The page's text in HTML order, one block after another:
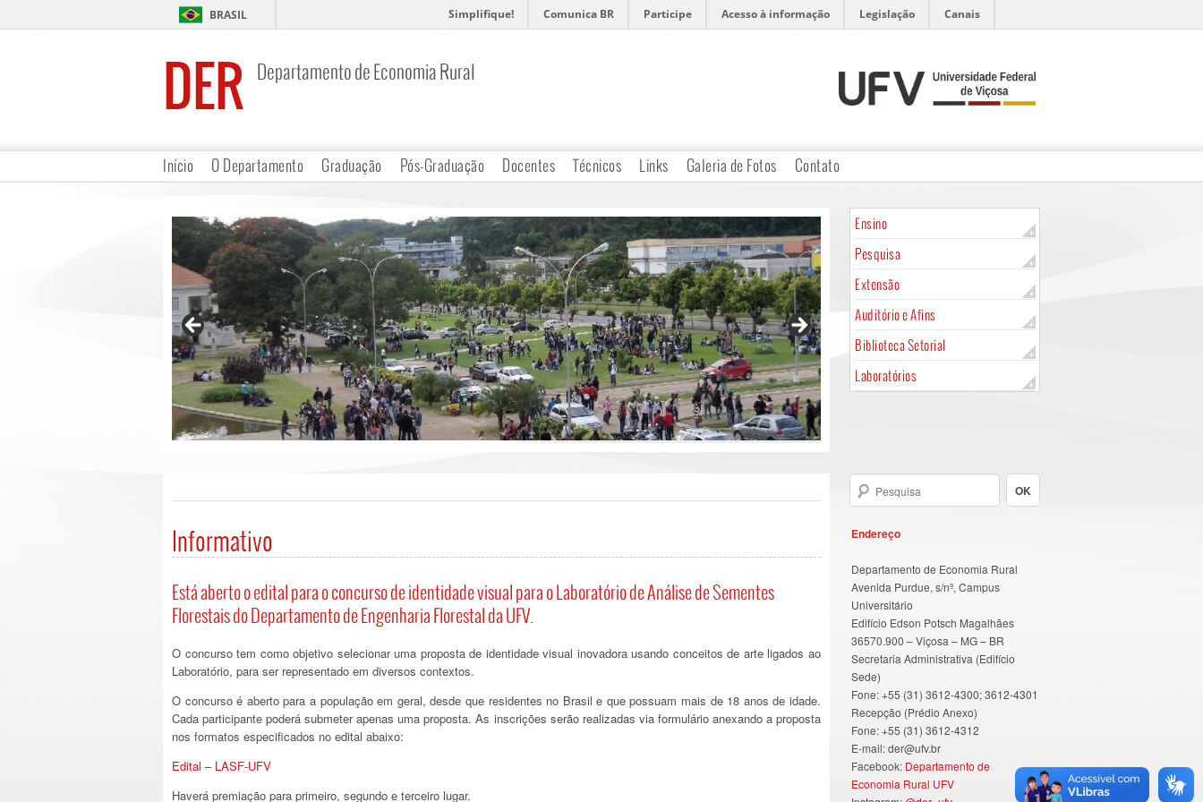
BRASIL Simplifique! Comunica BR Participe Acesso à informação Legislação Canais
DER Departamento de Economia Rural
Início O Departamento Graduação Pós-Graduação Docentes Técnicos Links Galeria de Fotos Contato
Ensino
Pesquisa
Extensão
Auditório e Afins
Biblioteca Setorial
Laboratórios
Endereço
Departamento de Economia Rural
Avenida Purdue, s/nº, Campus
Universitário
Edifício Edson Potsch Magalhães
36570.900 – Viçosa – MG – BR
Secretaria Administrativa (Edifício
Sede)
Fone: +55 (31) 3612-4300; 3612-4301
Recepção (Prédio Anexo)
Fone: +55 (31) 3612-4312
E-mail: der@ufv.br
Facebook: Departamento de
Economia Rural UFV
Informativo
Está aberto o edital para o concurso de identidade visual para o Laboratório de Análise de Sementes
Florestais do Departamento de Engenharia Florestal da UFV.
O concurso tem como objetivo selecionar uma proposta de identidade visual inovadora usando conceitos de arte ligados ao
Laboratório, para ser representado em diversos contextos.
O concurso é aberto para a população em geral, desde que residentes no Brasil e que possuam mais de 18 anos de idade.
Cada participante poderá submeter apenas uma proposta. As inscrições serão realizadas via formulário anexando a proposta
nos formatos especificados no edital abaixo:
Edital – LASF-UFV
Haverá premiação para primeiro, segundo e terceiro lugar.